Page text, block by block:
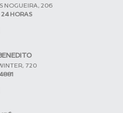
NOGUEIRA, 206
HORAS
720